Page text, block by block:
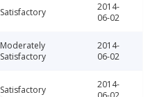
Satisfactory
2014-
06-02
Moderately
Satisfactory
2014-
06-02
Satisfactory
2014-